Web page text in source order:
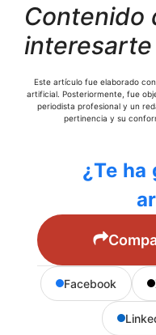
Contenido
interesarte
Este artículo fue elaborado
artificial. Posteriormente, fue
periodista profesional y un
pertinencia y su
¿Te ha
Facebook